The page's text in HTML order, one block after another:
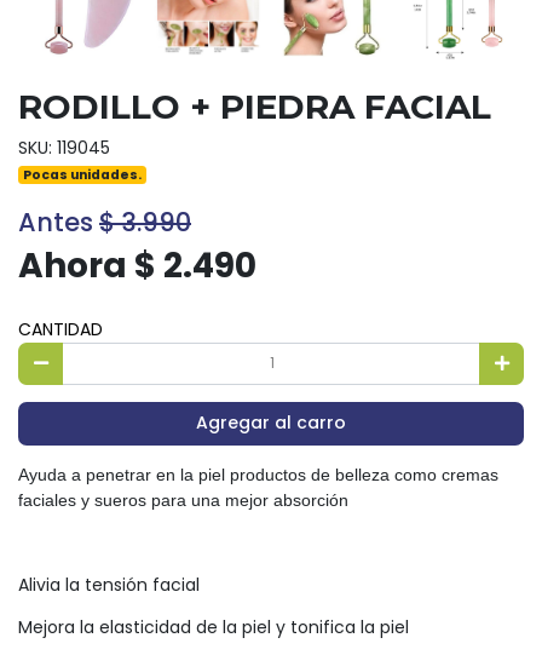
RODILLO + PIEDRA FACIAL
SKU: 119045
Pocas unidades.
Antes $ 3.990
Ahora $ 2.490
CANTIDAD
Agregar al carro
Ayuda a penetrar en la piel productos de belleza como cremas
faciales y sueros para una mejor absorción
Alivia la tensión facial
Mejora la elasticidad de la piel y tonifica la piel